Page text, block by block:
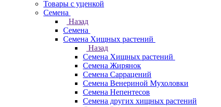
Товары с уценкой
Семена
Назад
Семена
Семена Хищных растений
Назад
Семена Хищных растений
Семена Жирянок
Семена Саррацений
Семена Венериной Мухоловки
Семена Непентесов
Семена других хищных растений